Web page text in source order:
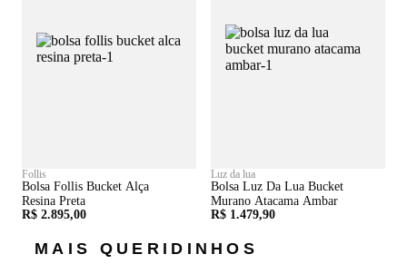
Follis
Bolsa Follis Bucket Alça
Resina Preta
R$ 2.895,00
Luz da lua
Bolsa Luz Da Lua Bucket
Murano Atacama Ambar
R$ 1.479,90
MAIS QUERIDINHOS